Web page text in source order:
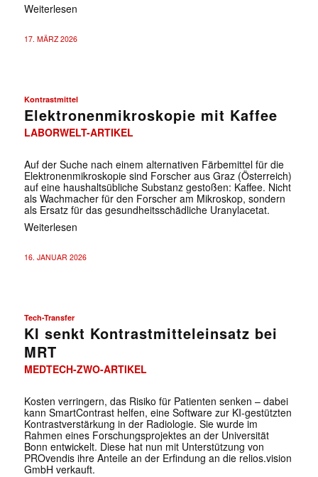
Weiterlesen
17. MÄRZ 2026
Kontrastmittel
Elektronenmikroskopie mit Kaffee
LABORWELT-ARTIKEL
Auf der Suche nach einem alternativen Färbemittel für die
Elektronenmikroskopie sind Forscher aus Graz (Österreich)
auf eine haushaltsübliche Substanz gestoßen: Kaffee. Nicht
als Wachmacher für den Forscher am Mikroskop, sondern
als Ersatz für das gesundheitsschädliche Uranylacetat.
Weiterlesen
16. JANUAR 2026
Tech-Transfer
KI senkt Kontrastmitteleinsatz bei
MRT
MEDTECH-ZWO-ARTIKEL
Kosten verringern, das Risiko für Patienten senken – dabei
kann SmartContrast helfen, eine Software zur KI-gestützten
Kontrastverstärkung in der Radiologie. Sie wurde im
Rahmen eines Forschungsprojektes an der Universität
Bonn entwickelt. Diese hat nun mit Unterstützung von
PROvendis ihre Anteile an der Erfindung an die relios.vision
GmbH verkauft.